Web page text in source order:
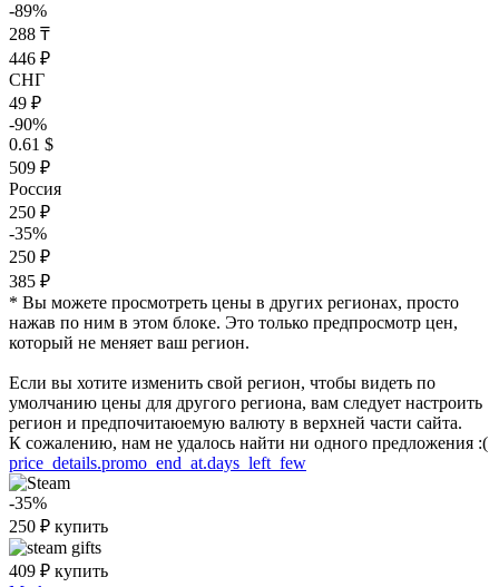
-89%
288 ₸
446 ₽
СНГ
49 ₽
-90%
0.61 $
509 ₽
Россия
250 ₽
-35%
250 ₽
385 ₽
* Вы можете просмотреть цены в других регионах, просто
нажав по ним в этом блоке. Это только предпросмотр цен,
который не меняет ваш регион.
Если вы хотите изменить свой регион, чтобы видеть по
умолчанию цены для другого региона, вам следует настроить
регион и предпочитаюемую валюту в верхней части сайта.
К сожалению, нам не удалось найти ни одного предложения :(
price_details.promo_end_at.days_left_few
-35%
250 ₽ купить
409 ₽ купить